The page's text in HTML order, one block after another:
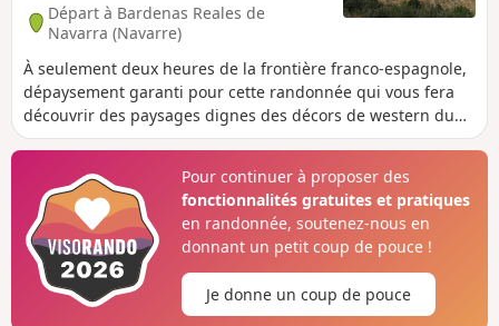
Départ à Bardenas Reales de
Navarra (Navarre)
À seulement deux heures de la frontière franco-espagnole,
dépaysement garanti pour cette randonnée qui vous fera
découvrir des paysages dignes des décors de western du
Colorado. Accès interdit de Février à Août, voir Septembre
nicheurs. Bien lire la partie "Informations pratiques" avant
de vouloir faire cette randonnée.
Pour continuer à proposer des
fonctionnalités gratuites et pratiques
en randonnée, soutenez-nous en
donnant un petit coup de pouce !
Je donne un coup de pouce